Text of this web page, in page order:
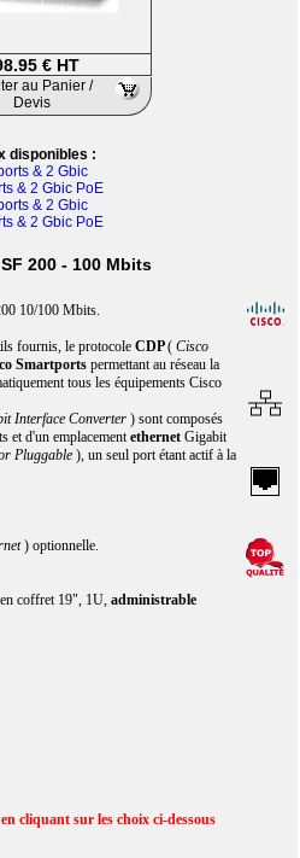
€ HT
au Panier /
Devis
disponibles :
& 2 Gbic
& 2 Gbic PoE
& 2 Gbic
& 2 Gbic PoE
200 - 100 Mbits
10/100 Mbits.
fournis, le protocoleCDP(Cisco
Smartports permettant au réseau la
tous les équipements Cisco
Interface Converter ) sont composés
et d'un emplacementethernetGigabit
Pluggable ), un seul port étant actif à la
) optionnelle.
en coffret 19", 1U,administrable
cliquant sur les choix ci-dessous